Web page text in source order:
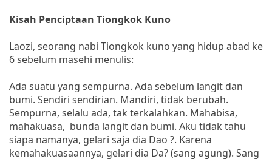
Kisah Penciptaan Tiongkok Kuno
Laozi, seorang nabi Tiongkok kuno yang hidup abad ke
6 sebelum masehi menulis:
Ada suatu yang sempurna. Ada sebelum langit dan
bumi. Sendiri sendirian. Mandiri, tidak berubah.
Sempurna, selalu ada, tak terkalahkan. Mahabisa,
mahakuasa, bunda langit dan bumi. Aku tidak tahu
siapa namanya, gelari saja dia Dao ?. Karena
kemahakuasaannya, gelari dia Da? (sang agung). Sang